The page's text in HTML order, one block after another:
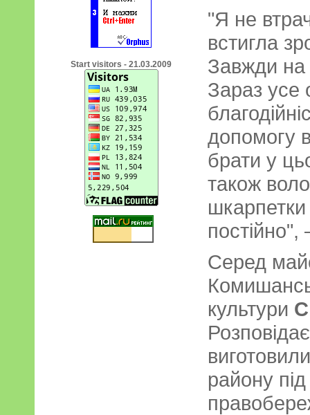
Start visitors - 21.03.2009
"Я не
встигла
Завжди
Зараз усе
допомогу
брати у
також
Серед
культури
району під